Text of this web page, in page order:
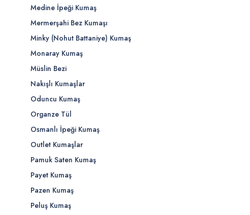
Medine İpeği Kumaş
Mermerşahi Bez Kumaşı
Minky (Nohut Battaniye) Kumaş
Monaray Kumaş
Müslin Bezi
Nakışlı Kumaşlar
Oduncu Kumaş
Organze Tül
Osmanlı İpeği Kumaş
Outlet Kumaşlar
Pamuk Saten Kumaş
Payet Kumaş
Pazen Kumaş
Peluş Kumaş